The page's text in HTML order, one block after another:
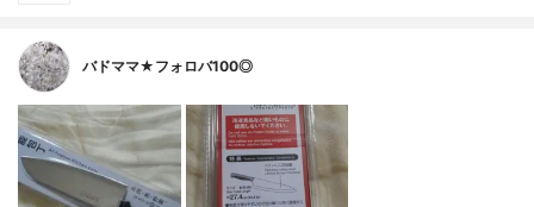
バドママ★フォロバ100◎